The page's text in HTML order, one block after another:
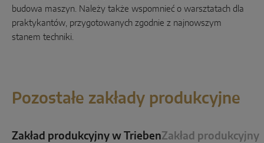
Komponenty systemowe
budowa maszyn. Należy także wspomnieć o warsztatach dla
praktykantów, przygotowanych zgodnie z najnowszym
stanem techniki.
Pozostałe zakłady produkcyjne
Zakład produkcyjny w TriebenZakład